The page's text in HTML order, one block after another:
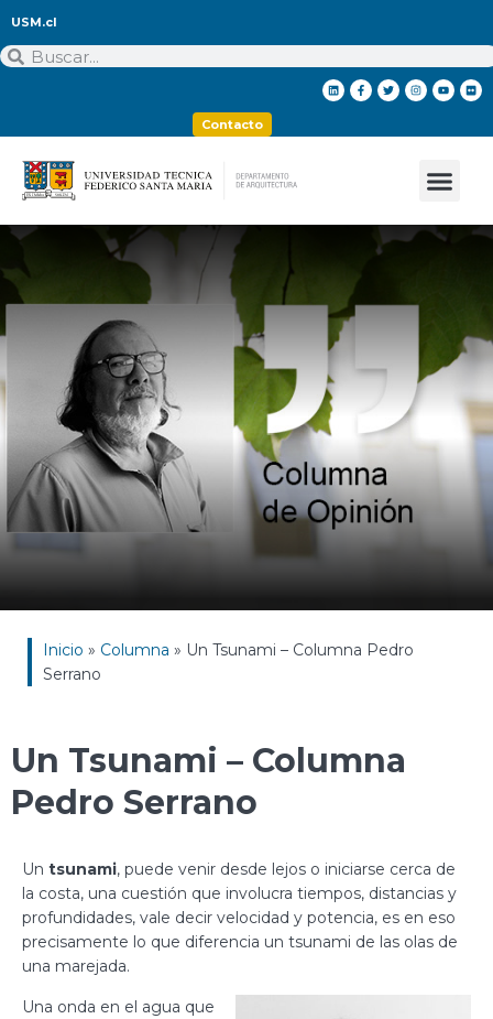
USM.cl
Contacto
Inicio » Columna » Un Tsunami – Columna Pedro
Serrano
Un Tsunami – Columna
Pedro Serrano
Un tsunami, puede venir desde lejos o iniciarse cerca de
la costa, una cuestión que involucra tiempos, distancias y
profundidades, vale decir velocidad y potencia, es en eso
precisamente lo que diferencia un tsunami de las olas de
una marejada.
Una onda en el agua que